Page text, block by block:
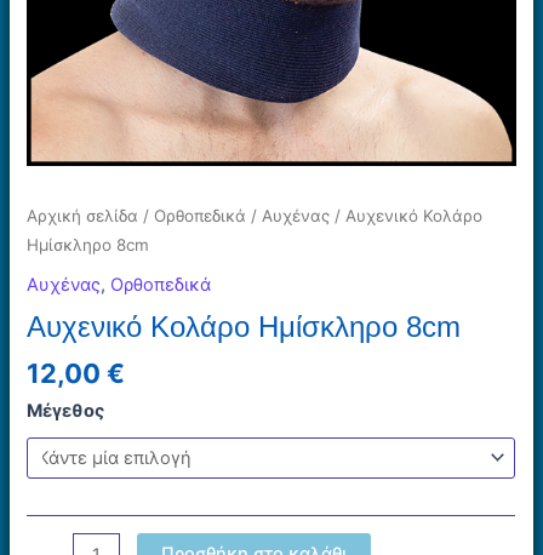
Αρχική σελίδα / Ορθοπεδικά /Αυχένας / Αυχενικό Κολάρο
Ημίσκληρο 8cm
Αυχένας, Ορθοπεδικά
Αυχενικό Κολάρο Ημίσκληρο 8cm
12,00€
Μέγεθος
Αυχενικό